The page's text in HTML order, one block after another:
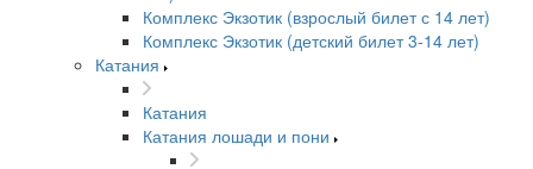
Комплекс Экзотик (взрослый билет с 14 лет)
Комплекс Экзотик (детский билет 3-14 лет)
Катания
Катания
Катания лошади и пони